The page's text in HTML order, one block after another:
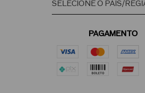
em todo o rosto.
Rotina J-Beauty: Utilize de manhã
PAGAMENTO